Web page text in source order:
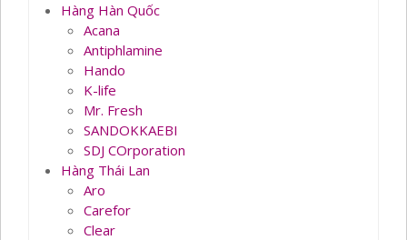
Hàng Hàn Quốc
Acana
Antiphlamine
Hando
K-life
Mr. Fresh
SANDOKKAEBI
SDJ COrporation
Hàng Thái Lan
Aro
Carefor
Clear